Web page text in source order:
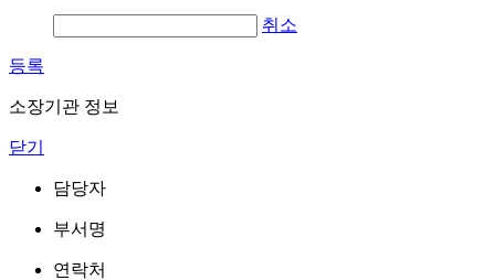
취소
등록
소장기관 정보
닫기
담당자
부서명
연락처